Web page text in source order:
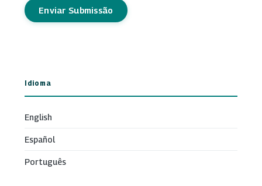
Enviar Submissão
Idioma
English
Español
Português